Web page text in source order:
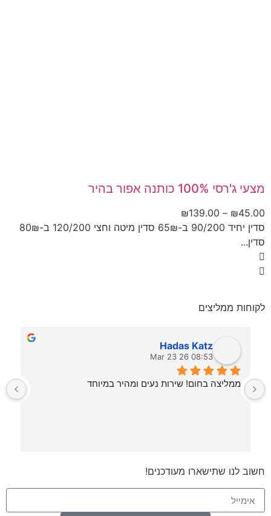
מצעי ג'רסי 100% כותנה אפור בהיר
₪45.00
–
₪139.00
סדין יחיד 90/200 ב-65₪ סדין מיטה וחצי 120/200 ב-80₪
סדין...
לקוחות ממליצים
Hadas Katz
08:53 26 Mar 23
ממליצה בחום! שירות נעים ומהיר במיוחד
חשוב לנו שתישארו מעודכנים!